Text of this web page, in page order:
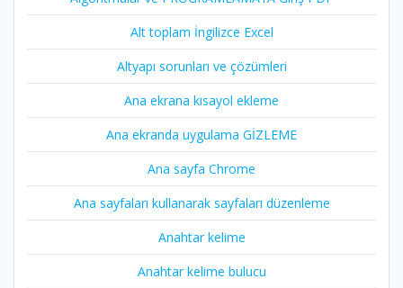
Alt toplam İngilizce Excel
Altyapı sorunları ve çözümleri
Ana ekrana kısayol ekleme
Ana ekranda uygulama GİZLEME
Ana sayfa Chrome
Ana sayfaları kullanarak sayfaları düzenleme
Anahtar kelime
Anahtar kelime bulucu